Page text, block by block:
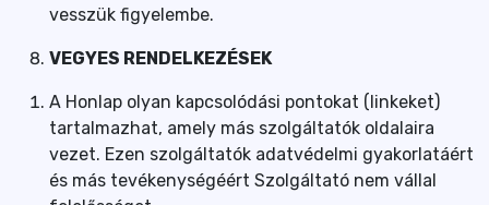
vesszük figyelembe.
VEGYES RENDELKEZÉSEK
A Honlap olyan kapcsolódási pontokat (linkeket)
tartalmazhat, amely más szolgáltatók oldalaira
vezet. Ezen szolgáltatók adatvédelmi gyakorlatáért
és más tevékenységéért Szolgáltató nem vállal